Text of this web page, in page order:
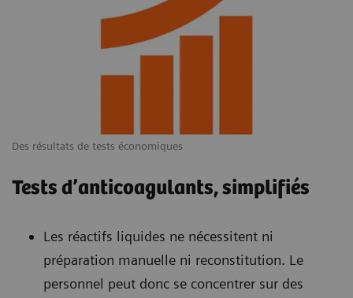
Des résultats de tests économiques
Tests d’anticoagulants, simplifiés
Les réactifs liquides ne nécessitent ni
préparation manuelle ni reconstitution. Le
personnel peut donc se concentrer sur des